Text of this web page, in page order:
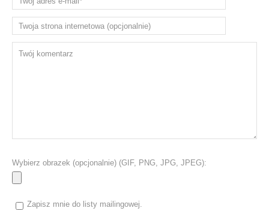
Wybierz obrazek (opcjonalnie) (GIF, PNG, JPG, JPEG):
Zapisz mnie do listy mailingowej.